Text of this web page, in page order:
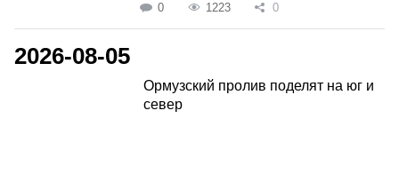
0 1223 0
2026-08-05
Ормузский пролив поделят на юг и
север